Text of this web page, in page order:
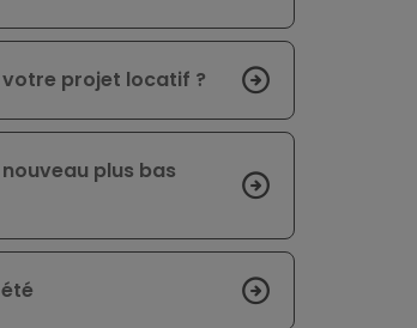
projet locatif ?
plus bas